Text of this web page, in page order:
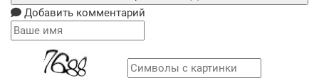
Добавить комментарий